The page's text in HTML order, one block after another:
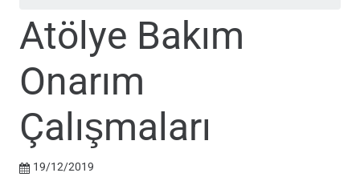
Atölye Bakım
Onarım
Çalışmaları
19/12/2019